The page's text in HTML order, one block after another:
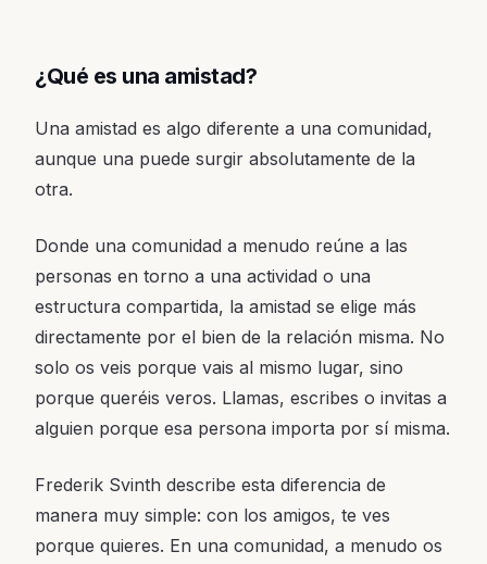
¿Qué es una amistad?
Una amistad es algo diferente a una comunidad,
aunque una puede surgir absolutamente de la
otra.
Donde una comunidad a menudo reúne a las
personas en torno a una actividad o una
estructura compartida, la amistad se elige más
directamente por el bien de la relación misma. No
solo os veis porque vais al mismo lugar, sino
porque queréis veros. Llamas, escribes o invitas a
alguien porque esa persona importa por sí misma.
Frederik Svinth describe esta diferencia de
manera muy simple: con los amigos, te ves
porque quieres. En una comunidad, a menudo os